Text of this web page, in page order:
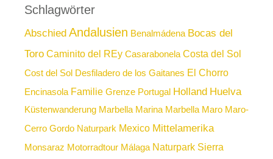
Schlagwörter
Abschied Andalusien Benalmádena Bocas del
Toro Caminito del REy Casarabonela Costa del Sol
Cost del Sol Desfiladero de los Gaitanes El Chorro
Encinasola Familie Grenze Portugal Holland Huelva
Küstenwanderung Marbella Marina Marbella Maro Maro-
Cerro Gordo Naturpark Mexico Mittelamerika
Monsaraz Motorradtour Málaga Naturpark Sierra